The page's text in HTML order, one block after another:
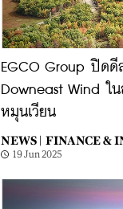
EGCO Group ปิดดี
Downeast Wind ใ
หมุนเวียน
NEWS | FINANCE &
19 Jun 2025